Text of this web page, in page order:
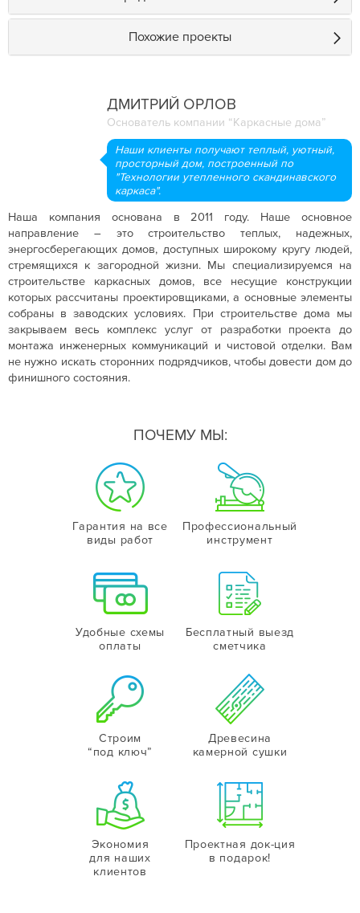
Похожие проекты
ДМИТРИЙ ОРЛОВ
Основатель компании “Каркасные дома”
Наши клиенты получают теплый, уютный,
просторный дом, построенный по
"Технологии утепленного скандинавского
каркаса".
Наша компания основана в 2011 году. Наше основное
направление – это строительство теплых, надежных,
энергосберегающих домов, доступных широкому кругу людей,
стремящихся к загородной жизни. Мы специализируемся на
строительстве каркасных домов, все несущие конструкции
которых рассчитаны проектировщиками, а основные элементы
собраны в заводских условиях. При строительстве дома мы
закрываем весь комплекс услуг от разработки проекта до
монтажа инженерных коммуникаций и чистовой отделки. Вам
не нужно искать сторонних подрядчиков, чтобы довести дом до
финишного состояния.
ПОЧЕМУ МЫ:
Гарантия на все
виды работ
Профессиональный
инструмент
Удобные схемы
оплаты
Бесплатный выезд
сметчика
Строим
“под ключ”
Древесина
камерной сушки
Экономия
для наших
клиентов
Проектная док-ция
в подарок!